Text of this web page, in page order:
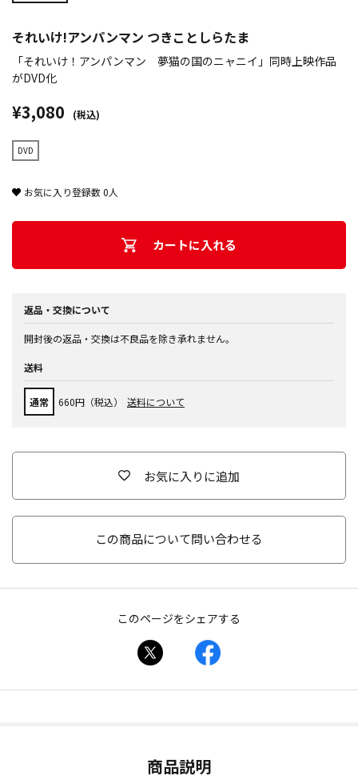
それいけ!アンパンマン つきことしらたま
「それいけ！アンパンマン 夢猫の国のニャニイ」同時上映作品
がDVD化
¥3,080 (税込)
DVD
お気に入り登録数0人
カートに入れる
返品・交換について
開封後の返品・交換は不良品を除き承れません。
送料
通常 660円（税込） 送料について
お気に入りに追加
この商品について問い合わせる
このページをシェアする
商品説明